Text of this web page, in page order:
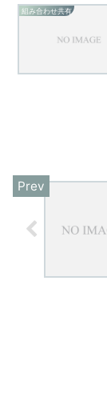
組み合わせ共有